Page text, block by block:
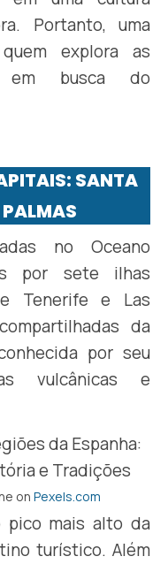
Portanto, uma
explora as
em busca do
SANTA
PALMAS
no Oceano
por sete ilhas
Tenerife e Las
da
por seu
vulcânicas e
on Pexels.com
pico mais alto da
turístico. Além